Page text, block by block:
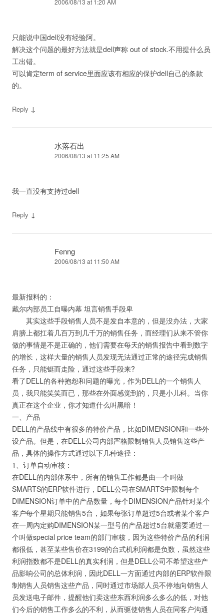
2006/08/13 at 1:20 AM
只能说中国dell没有经验阿。
解决这个问题的最好方法就是dell声称 out of stock.不用提什么员
工出错。
可以肯定term of service里面应该有相应的保护dell自己的条款
的。
Reply ↓
水落石出
2006/08/13 at 11:25 AM
我一直没有支持过dell
Reply ↓
Fenng
2006/08/13 at 11:50 AM
最新报料的：
戴尔内部员工自曝内幕 坦言销售手段卑
其实这些手段销售人员不是发自本意的，但是没办法，大家
肩膀上都扛着几百万到几千万的销售任务，而经理们从来不管你
做的事情是不是正确的，他们需要在每天的销售报告中看到数字
的增长，这样大量的销售人员发现无法通过正常的途径完成销售
任务，只能铤而走险，通过这些手段来?
看了DELL的各种抱怨和问题的曝光，作为DELL的一个销售人
员，我只能笑笑而已，那些在外面感觉到的，只是小儿科。当你
真正在这个企业，你才知道什么叫黑暗！
一、产品
DELL的产品线中有很多的特价产品，比如DIMENSION和一些外
设产品。但是，在DELL公司内部严格限制销售人员销售这些产
品，具体的操作方式通过以下几种途径：
1、订单自动审核：
在DELL的内部体系中，所有的销售工作都是由一个叫做
SMARTS的ERP软件进行，DELL公司在SMARTS中限制每个
DIMENSION订单中的产品数量，每个DIMENSION产品针对某个
客户每个星期只能销售5台，如果每张订单超过5台或者某个客户
在一周内定购DIMENSION某一型号的产品超过5台就需要通过一
个叫做special price team的部门审核，因为这些特价产品的利润
都很低，甚至某些售价在3199的台式机利润都是负数，虽然这些
利润指数都不是DELL的真实利润，但是DELL公司不希望这些产
品影响公司的总体利润，因此DELL一方面通过内部的ERP软件限
制销售人员销售这些产品，同时通过市场部人员不停地向销售人
员发送电子邮件，提醒他们卖这些东西利润多么多么的低，对他
们今后的销售工作多么的不利，从而驱使销售人员在同客户沟通